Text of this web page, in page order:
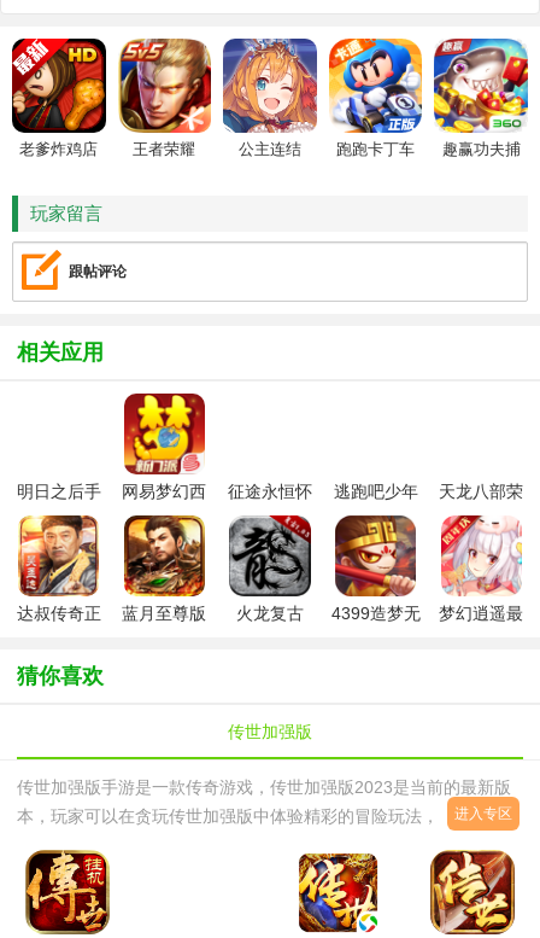
老爹炸鸡店
王者荣耀 公主连结 跑跑卡丁车
趣赢功夫捕
玩家留言
跟帖评论
相关应用
明日之后手
游最新版
网易梦幻西
游手游
征途永恒怀
旧版
逃跑吧少年
九游版最新
版
天龙八部荣
耀版高爆版
达叔传奇正
蓝月至尊版
火龙复古
4399造梦无
梦幻逍遥最
猜你喜欢
传世加强版
传世加强版手游是一款传奇游戏，传世加强版2023是当前的最新版
本，玩家可以在贪玩传世加强版中体验精彩的冒险玩法，从新手村出
发之后接受委托的任务，一路升级打怪，在这里你还可以遇到其它的
玩家，组队冒险，一同攻
进入专区